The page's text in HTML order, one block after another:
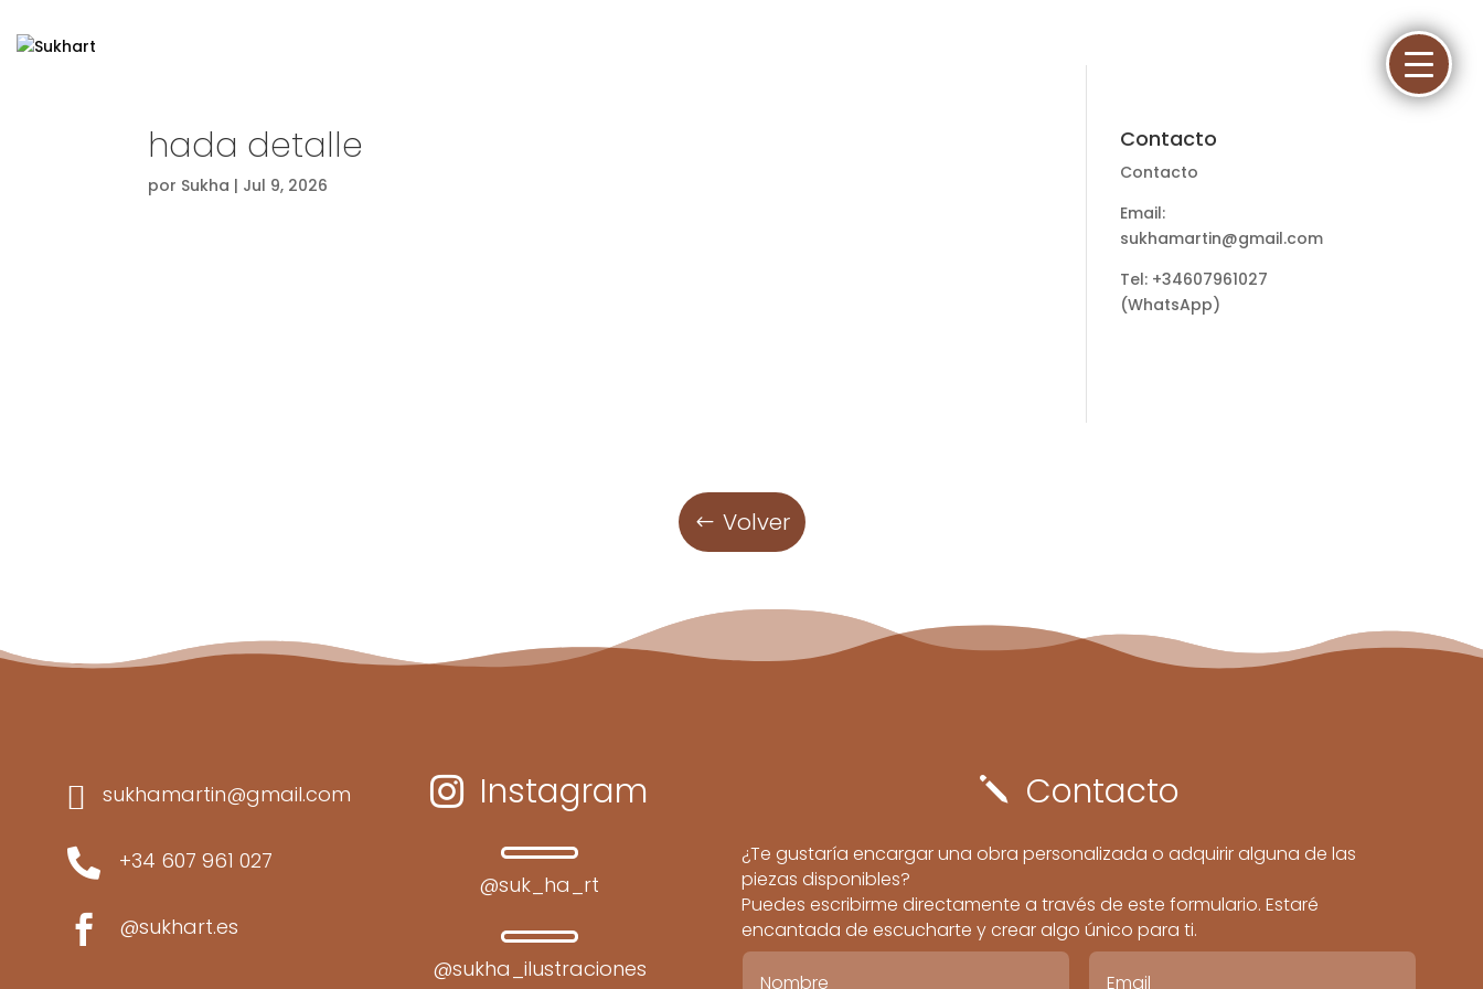
hada detalle
por Sukha | Jul 9, 2026
Contacto
Contacto
Email:
sukhamartin@gmail.com
Tel: +34607961027
(WhatsApp)
Volver
 sukhamartin@gmail.com
 +34 607 961 027
 @sukhart.es
 Instagram
@suk_ha_rt
@sukha_ilustraciones
j Contacto
¿Te gustaría encargar una obra personalizada o adquirir alguna de las
piezas disponibles?
Puedes escribirme directamente a través de este formulario. Estaré
encantada de escucharte y crear algo único para ti.